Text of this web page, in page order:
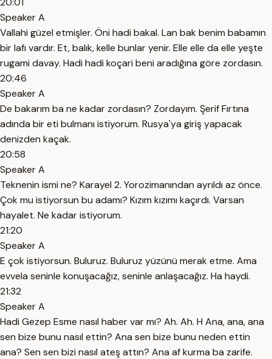
Speaker A
Vallahi güzel etmişler. Öni hadi bakal. Lan bak benim babamın
bir lafı vardır. Et, balık, kelle bunlar yenir. Elle elle da elle yeşte
rugami davay. Hadi hadi koçari beni aradığına göre zordasın.
20:46
Speaker A
De bakarım ba ne kadar zordasın? Zordayım. Şerif Fırtına
adında bir eti bulmanı istiyorum. Rusya'ya giriş yapacak
denizden kaçak.
20:58
Speaker A
Teknenin ismi ne? Karayel 2. Yorozimanından ayrıldı az önce.
Çok mu istiyorsun bu adamı? Kızım kızımı kaçırdı. Varsan
hayalet. Ne kadar istiyorum.
21:20
Speaker A
E çok istiyorsun. Buluruz. Buluruz yüzünü merak etme. Ama
evvela seninle konuşacağız, seninle anlaşacağız. Ha haydi.
21:32
Speaker A
Hadi Gezep Esme nasıl haber var mı? Ah. Ah. H Ana, ana, ana
sen bize bunu nasıl ettin? Ana sen bize bunu neden ettin
ana? Sen sen bizi nasıl ateş attın? Ana af kurma ba zarife.